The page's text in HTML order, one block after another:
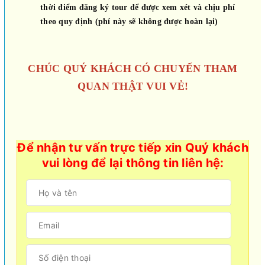
thời điểm đăng ký tour để được xem xét và chịu phí
theo quy định (phí này sẽ không được hoàn lại)
CHÚC QUÝ KHÁCH CÓ CHUYẾN THAM
QUAN THẬT VUI VẺ!
Để nhận tư vấn trực tiếp xin Quý khách
vui lòng để lại thông tin liên hệ: